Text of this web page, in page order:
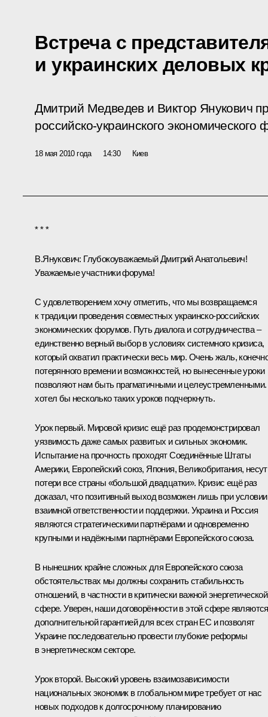
Встреча с
и украинских деловых
Дмитрий Медведев и Виктор Янукович
российско-украинского экономического
18 мая 2010 года 14:30 Киев
* * *
В.Янукович: Глубокоуважаемый Дмитрий Анатольевич!
Уважаемые участники форума!
С удовлетворением хочу отметить, что мы возвращаемся
к традиции проведения совместных украинско-российских
экономических форумов. Путь диалога и сотрудничества –
единственно верный выбор в условиях системного кризиса,
который охватил практически весь мир. Очень жаль,
потерянного времени и возможностей, но вынесенные уроки
позволяют нам быть прагматичными и
хотел бы несколько таких уроков подчеркнуть.
Урок первый. Мировой кризис ещё раз продемонстрировал
уязвимость даже самых развитых и сильных экономик.
Испытание на прочность проходят Соединённые Штаты
Америки, Европейский союз, Япония, Великобритания, несут
потери все страны «большой двадцатки». Кризис ещё раз
доказал, что позитивный выход возможен лишь при условии
взаимной ответственности и поддержки. Украина и Россия
являются стратегическими партнёрами и одновременно
крупными и надёжными партнёрами Европейского союза.
В нынешних крайне сложных для Европейского союза
обстоятельствах мы должны сохранить стабильность
отношений, в частности в критически важной энергетической
сфере. Уверен, наши договорённости в этой сфере являются
дополнительной гарантией для всех стран ЕС и позволят
Украине последовательно провести глубокие реформы
в энергетическом секторе.
Урок второй. Высокий уровень взаимозависимости
национальных экономик в глобальном мире требует от нас
новых подходов к долгосрочному планированию